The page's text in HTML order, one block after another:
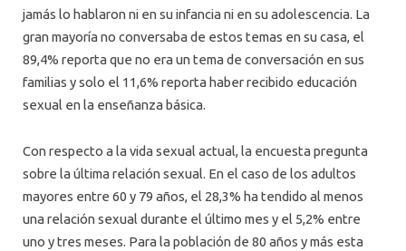
jamás lo hablaron ni en su infancia ni en su adolescencia. La
gran mayoría no conversaba de estos temas en su casa, el
89,4% reporta que no era un tema de conversación en sus
familias y solo el 11,6% reporta haber recibido educación
sexual en la enseñanza básica.
Con respecto a la vida sexual actual, la encuesta pregunta
sobre la última relación sexual. En el caso de los adultos
mayores entre 60 y 79 años, el 28,3% ha tendido al menos
una relación sexual durante el último mes y el 5,2% entre
uno y tres meses. Para la población de 80 años y más esta